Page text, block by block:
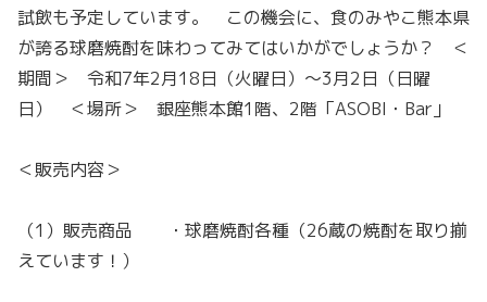
試飲も予定しています。 この機会に、食のみやこ熊本県
が誇る球磨焼酎を味わってみてはいかがでしょうか？ ＜
期間＞ 令和7年2月18日（火曜日）～3月2日（日曜
日） ＜場所＞ 銀座熊本館1階、2階「ASOBI・Bar」
＜販売内容＞
（1）販売商品 ・球磨焼酎各種（26蔵の焼酎を取り揃
えています！）